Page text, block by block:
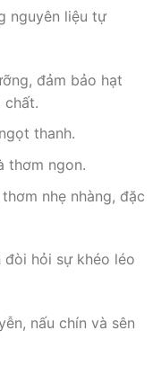
nguyên liệu tự
đảm bảo hạt
chất.
thanh.
thơm ngon.
nhẹ nhàng, đặc
đòi hỏi sự khéo léo
nấu chín và sên